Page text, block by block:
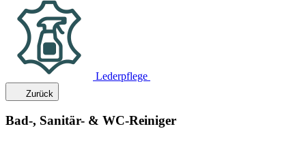
Lederpflege
Zurück
Bad-, Sanitär- & WC-Reiniger